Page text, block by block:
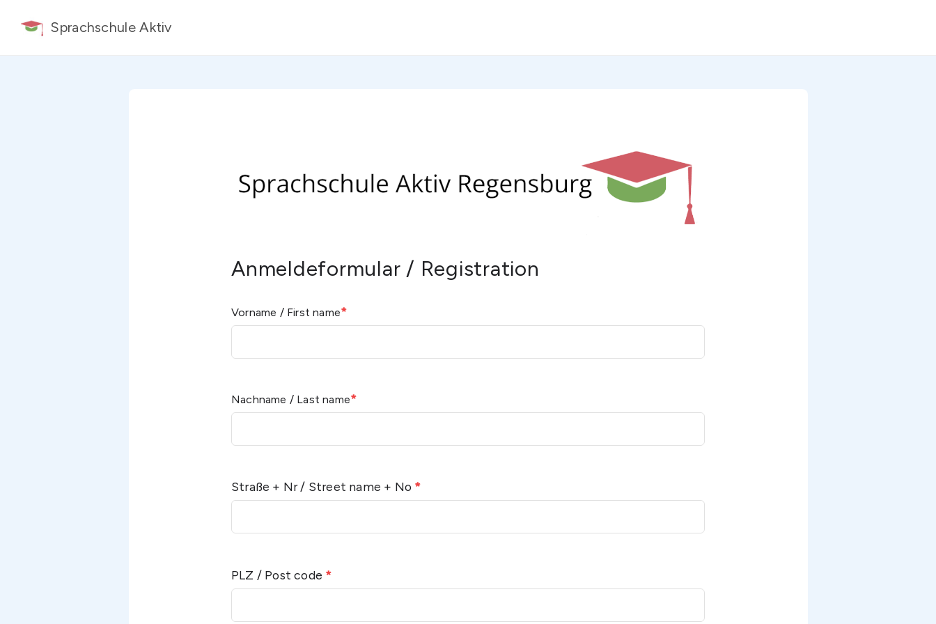
Sprachschule Aktiv
Anmeldeformular / Registration
Vorname / First name*
Nachname / Last name*
Straße + Nr / Street name + No *
PLZ / Post code *